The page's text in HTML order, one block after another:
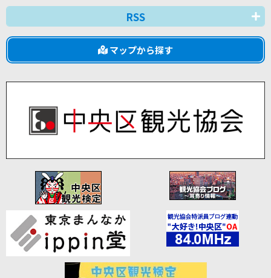
RSS
マップから探す